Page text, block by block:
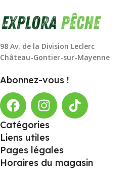
98 Av. de la Division Leclerc
Château-Gontier-sur-Mayenne
Abonnez-vous !
Catégories
Liens utiles
Pages légales
Horaires du magasin